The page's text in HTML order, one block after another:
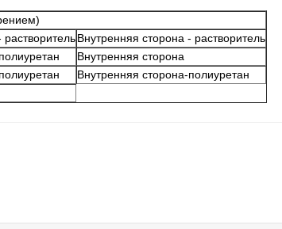
Внутренняя сторона - растворитель
Внутренняя сторона
Внутренняя сторона-полиуретан